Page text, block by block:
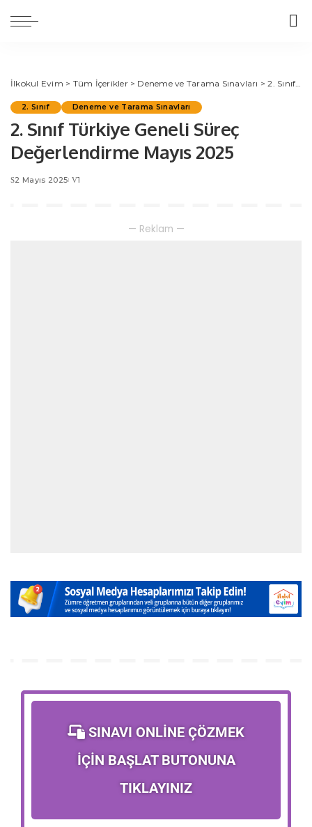
İlkokul Evim > Tüm İçerikler> Deneme ve Tarama Sınavları >2. Sınıf>
2. Sınıf Deneme ve Tarama Sınavları
2. Sınıf Türkiye Geneli Süreç
Değerlendirme Mayıs 2025
2 Mayıs 2025 1
— Reklam —
SINAVI ONLİNE ÇÖZMEK
İÇİN BAŞLAT BUTONUNA
TIKLAYINIZ